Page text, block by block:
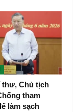
thư, Chủ tịch
tham
làm sạch